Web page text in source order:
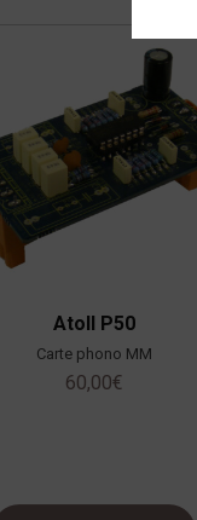
Atoll P50
Carte phono MM
60,00€